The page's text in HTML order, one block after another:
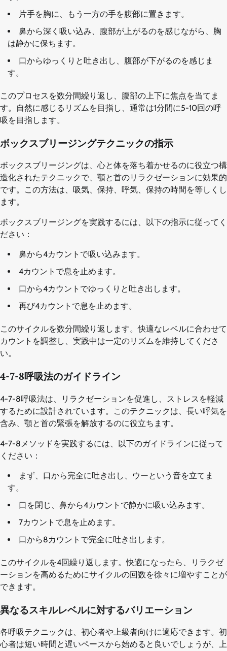
片手を胸に、もう一方の手を腹部に置きます。
鼻から深く吸い込み、腹部が上がるのを感じながら、胸
は静かに保ちます。
口からゆっくりと吐き出し、腹部が下がるのを感じま
す。
このプロセスを数分間繰り返し、腹部の上下に焦点を当てま
す。自然に感じるリズムを目指し、通常は1分間に5-10回の呼
吸を目指します。
ボックスブリージングテクニックの指示
ボックスブリージングは、心と体を落ち着かせるのに役立つ構
造化されたテクニックで、顎と首のリラクゼーションに効果的
です。この方法は、吸気、保持、呼気、保持の時間を等しくし
ます。
ボックスブリージングを実践するには、以下の指示に従ってく
ださい：
鼻から4カウントで吸い込みます。
4カウントで息を止めます。
口から4カウントでゆっくりと吐き出します。
再び4カウントで息を止めます。
このサイクルを数分間繰り返します。快適なレベルに合わせて
カウントを調整し、実践中は一定のリズムを維持してくださ
い。
4-7-8呼吸法のガイドライン
4-7-8呼吸法は、リラクゼーションを促進し、ストレスを軽減
するために設計されています。このテクニックは、長い呼気を
含み、顎と首の緊張を解放するのに役立ちます。
4-7-8メソッドを実践するには、以下のガイドラインに従って
ください：
まず、口から完全に吐き出し、ウーという音を立てま
す。
口を閉じ、鼻から4カウントで静かに吸い込みます。
7カウントで息を止めます。
口から8カウントで完全に吐き出します。
このサイクルを4回繰り返します。快適になったら、リラクゼ
ーションを高めるためにサイクルの回数を徐々に増やすことが
できます。
異なるスキルレベルに対するバリエーション
各呼吸テクニックは、初心者や上級者向けに適応できます。初
心者は短い時間と遅いペースから始めると良いでしょうが、上